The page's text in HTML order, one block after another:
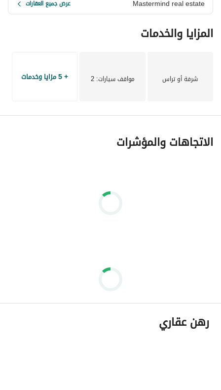
Mastermind real estate عرض جميع العقارات
المزايا والخدمات
شرفة أو تراس مواقف سيارات: 2 + 5 مزايا وخدمات
الاتجاهات والمؤشرات
رهن عقاري